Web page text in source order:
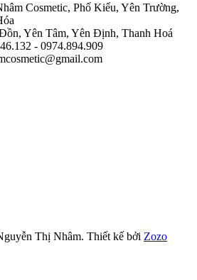
Cosmetic, Phố Kiểu, Yên Trường,
Yên Tâm, Yên Định, Thanh Hoá
- 0974.894.909
Thị Nhâm. Thiết kế bởi Zozo